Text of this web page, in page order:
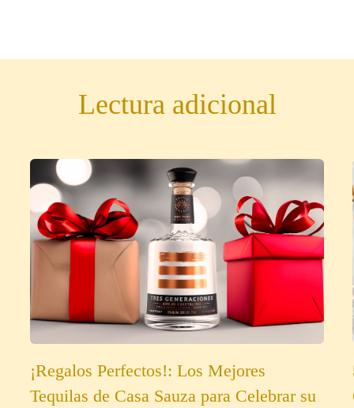
Lectura adicional
¡Regalos Perfectos!: Los Mejores
Tequilas de Casa Sauza para Celebrar su